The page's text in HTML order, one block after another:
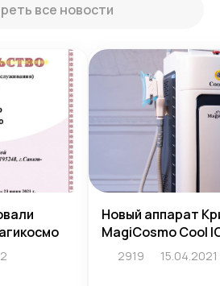
все новости
Новый аппарат
MagiCosmo Cool
2919 15.04.2021